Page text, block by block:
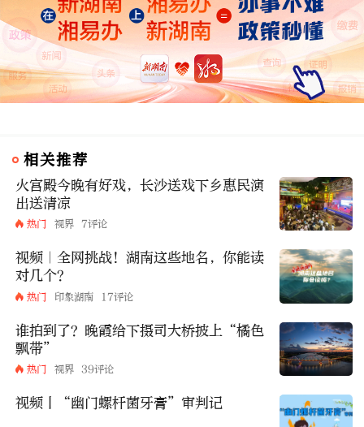
相关推荐
火宫殿今晚有好戏，长沙送戏下乡惠民演
出送清凉
热门 视界 7评论
视频｜全网挑战！湖南这些地名，你能读
对几个？
热门 印象湖南 17评论
谁拍到了？晚霞给下摄司大桥披上“橘色
飘带”
热门 视界 39评论
视频丨“幽门螺杆菌牙膏”审判记